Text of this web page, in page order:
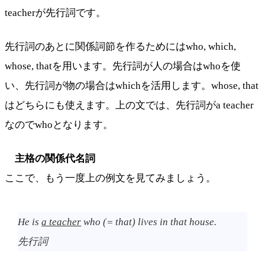
teacherが先行詞です。
先行詞のあとに関係詞節を作るためにはwho, which,
whose, thatを用います。先行詞が人の場合はwhoを使
い、先行詞が物の場合はwhichを活用します。whose, that
はどちらにも使えます。上の文では、先行詞がa teacher
なのでwhoとなります。
主格の関係代名詞
ここで、もう一度上の例文を見てみましょう。
He isa teacher who (= that) lives in that house.
先行詞